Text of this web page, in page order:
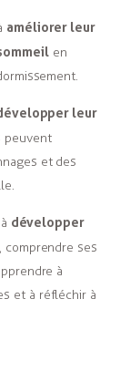
améliorer leur
en
leur
peuvent
et des
développer
comprendre ses
à
et à réfléchir à